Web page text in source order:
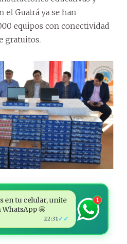
el Guairá ya se han
equipos con conectividad
gratuitos.
en tu celular, unite
WhatsApp 🤩
22:31✓✓
1